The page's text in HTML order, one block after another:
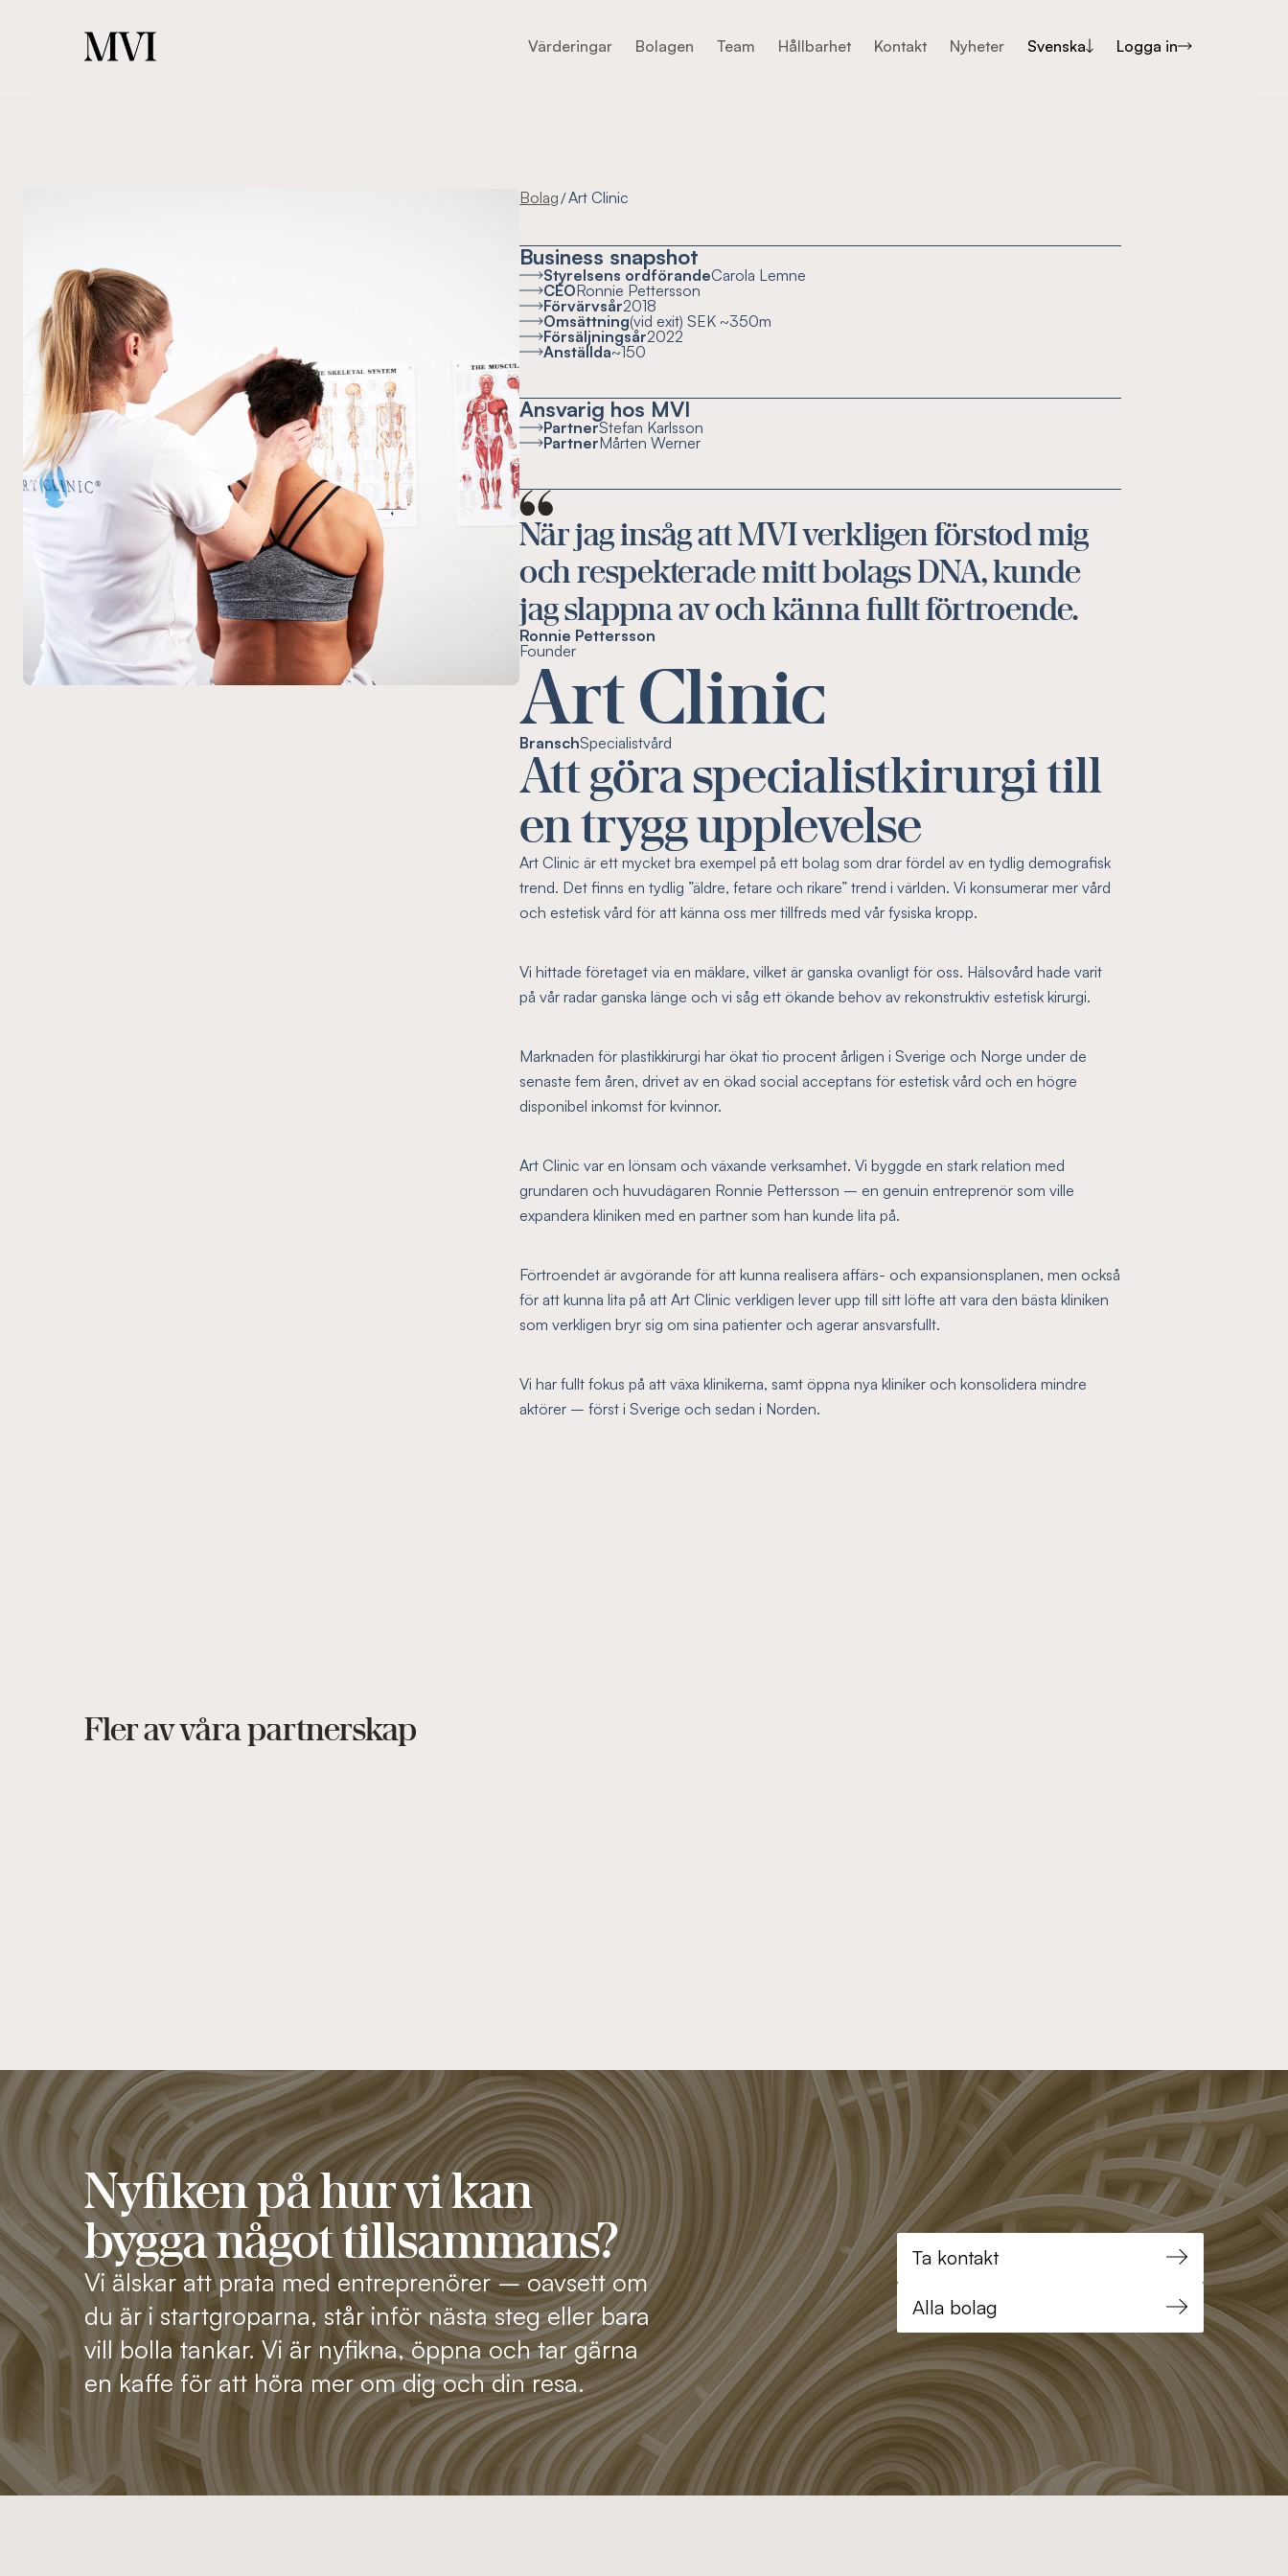
Värderingar Bolagen Team Hållbarhet Kontakt Nyheter Svenska Logga in
Bolag/Art Clinic
Business snapshot
Styrelsens ordförandeCarola Lemne
CEORonnie Pettersson
Förvärvsår2018
Omsättning(vid exit) SEK ~350m
Försäljningsår2022
Anställda~150
Ansvarig hos MVI
PartnerStefan Karlsson
PartnerMårten Werner
När jag insåg att MVI verkligen förstod mig
och respekterade mitt bolags DNA, kunde
jag slappna av och känna fullt förtroende.
Ronnie Pettersson
Founder
Art Clinic
BranschSpecialistvård
Att göra specialistkirurgi till
en trygg upplevelse
Art Clinic är ett mycket bra exempel på ett bolag som drar fördel av en tydlig demografisk
trend. Det finns en tydlig ”äldre, fetare och rikare” trend i världen. Vi konsumerar mer vård
och estetisk vård för att känna oss mer tillfreds med vår fysiska kropp.
Vi hittade företaget via en mäklare, vilket är ganska ovanligt för oss. Hälsovård hade varit
på vår radar ganska länge och vi såg ett ökande behov av rekonstruktiv estetisk kirurgi.
Marknaden för plastikkirurgi har ökat tio procent årligen i Sverige och Norge under de
senaste fem åren, drivet av en ökad social acceptans för estetisk vård och en högre
disponibel inkomst för kvinnor.
Art Clinic var en lönsam och växande verksamhet. Vi byggde en stark relation med
grundaren och huvudägaren Ronnie Pettersson – en genuin entreprenör som ville
expandera kliniken med en partner som han kunde lita på.
Förtroendet är avgörande för att kunna realisera affärs- och expansionsplanen, men också
för att kunna lita på att Art Clinic verkligen lever upp till sitt löfte att vara den bästa kliniken
som verkligen bryr sig om sina patienter och agerar ansvarsfullt.
Vi har fullt fokus på att växa klinikerna, samt öppna nya kliniker och konsolidera mindre
aktörer – först i Sverige och sedan i Norden.
Fler av våra partnerskap
Nyfiken på hur vi kan
bygga något tillsammans?
Vi älskar att prata med entreprenörer – oavsett om
du är i startgroparna, står inför nästa steg eller bara
vill bolla tankar. Vi är nyfikna, öppna och tar gärna
en kaffe för att höra mer om dig och din resa.
Ta kontakt
Alla bolag